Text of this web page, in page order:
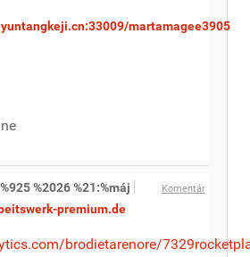
martamagee3905
Komentár
%2026 %21:%máj
premium.de
brodietarenore/